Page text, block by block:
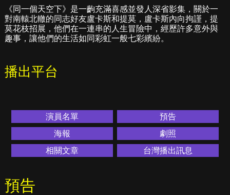
《同一個天空下》是一齣充滿喜感並發人深省影集，關於一
對南轅北轍的同志好友盧卡斯和提莫，盧卡斯內向拘謹，提
莫花枝招展，他們在一連串的人生冒險中，經歷許多意外與
趣事，讓他們的生活如同彩虹一般七彩繽紛。
播出平台
演員名單
預告
海報
劇照
相關文章
台灣播出訊息
預告